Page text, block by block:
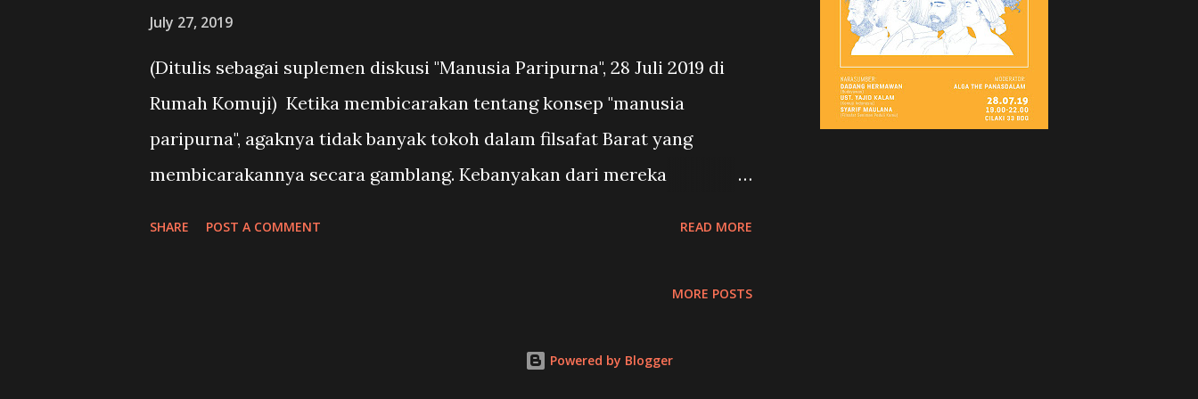
paling disalahkan adalah David Beckham. Alasannya, Beckham dikartu
merah karena dianggap menendang Diego Simeone. Daily Mirror, salah
satu media di Inggris, menulis headline besar-besar: " 10 ...
July 27, 2019
(Ditulis sebagai suplemen diskusi "Manusia Paripurna", 28 Juli 2019 di
Rumah Komuji) Ketika membicarakan tentang konsep "manusia
paripurna", agaknya tidak banyak tokoh dalam filsafat Barat yang
membicarakannya secara gamblang. Kebanyakan dari mereka
terhadap kemelekatan dan sikap sinis pada dunia. Atau jika melompat
SHARE POST A COMMENT READ MORE
MORE POSTS
Powered by Blogger